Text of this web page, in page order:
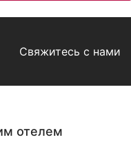
Свяжитесь с нами
отелем